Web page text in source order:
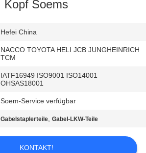
Kopf Soems
Hefei China
NACCO TOYOTA HELI JCB JUNGHEINRICH
TCM
IATF16949 ISO9001 ISO14001
OHSAS18001
Soem-Service verfügbar
Gabelstaplerteile,Gabel-LKW-Teile
KONTAKT!